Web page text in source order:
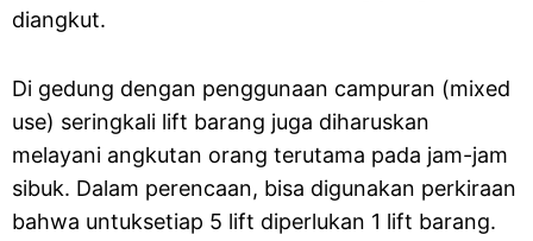
diangkut.
Di gedung dengan penggunaan campuran (mixed
use) seringkali lift barang juga diharuskan
melayani angkutan orang terutama pada jam-jam
sibuk. Dalam perencaan, bisa digunakan perkiraan
bahwa untuksetiap 5 lift diperlukan 1 lift barang.